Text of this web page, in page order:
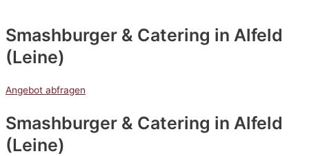
Smashburger & Catering in Alfeld
(Leine)
Angebot abfragen
Smashburger & Catering in Alfeld
(Leine)